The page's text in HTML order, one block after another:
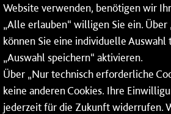
Tel.:06131 - 12 91 00
Weitere Infos zu unseren
Website verwenden, benötigen wir
„Alle erlauben“ willigen Sie ein. Über
können Sie eine individuelle
„Auswahl speichern“ aktivieren.
Über „Nur technisch erforderliche
keine anderen Cookies. Ihre
jederzeit für die Zukunft widerrufen.